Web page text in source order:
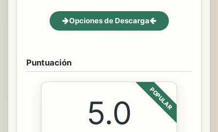
Opciones de Descarga
Puntuación
POPULAR
5.0